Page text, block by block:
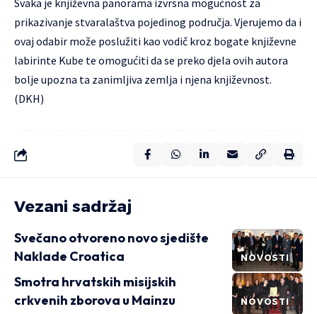
Svaka je književna panorama izvrsna mogućnost za
prikazivanje stvaralaštva pojedinog područja. Vjerujemo da i
ovaj odabir može poslužiti kao vodič kroz bogate književne
labirinte Kube te omogućiti da se preko djela ovih autora
bolje upozna ta zanimljiva zemlja i njena književnost.
(DKH)
Vezani sadržaj
NOVOSTI
Svečano otvoreno novo sjedište
Naklade Croatica
NOVOSTI
Smotra hrvatskih misijskih
crkvenih zborova u Mainzu